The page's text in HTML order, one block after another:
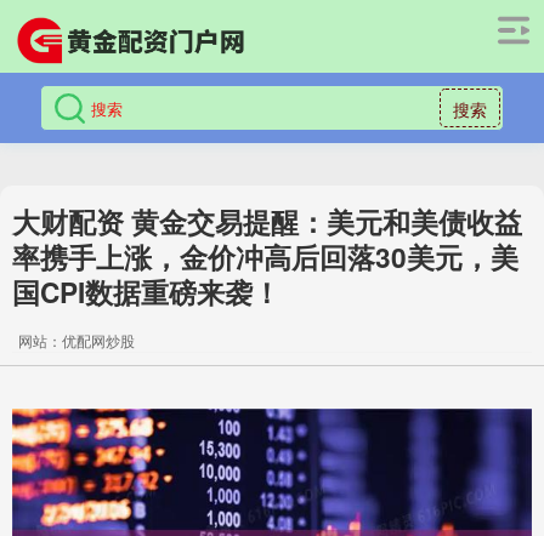
搜索
大财配资 黄金交易提醒：美元和美债收益
率携手上涨，金价冲高后回落30美元，美
国CPI数据重磅来袭！
网站：优配网炒股